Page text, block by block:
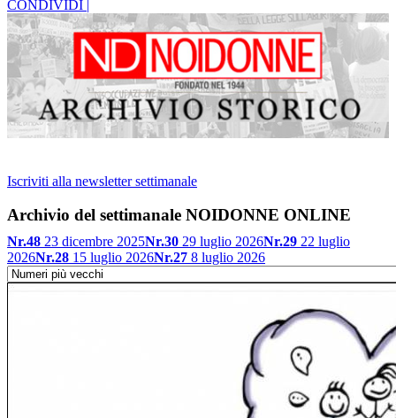
CONDIVIDI |
Iscriviti alla newsletter settimanale
Archivio del settimanale NOIDONNE ONLINE
Nr.48 23 dicembre 2025Nr.30 29 luglio 2026Nr.29 22 luglio
2026Nr.28 15 luglio 2026Nr.27 8 luglio 2026